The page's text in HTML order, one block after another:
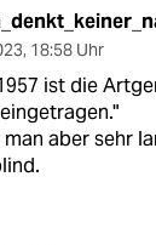
, 18:58 Uhr
ist die
man aber sehr